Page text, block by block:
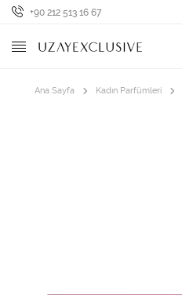
+90 212 513 16 67
Ana Sayfa Kadın Parfümleri